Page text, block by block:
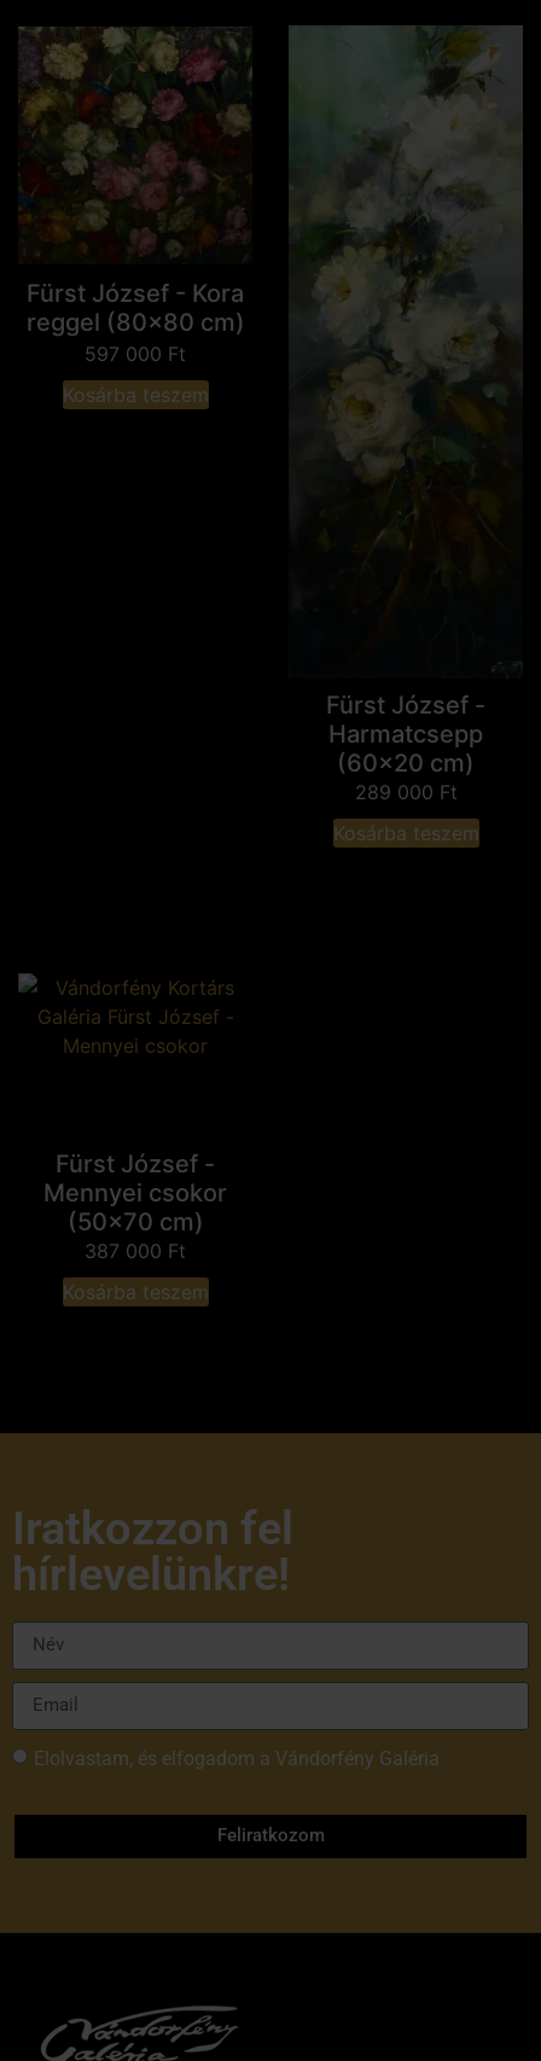
Fürst József - Kora
reggel (80x80 cm)
597 000 Ft
Kosárba teszem
Fürst József -
Harmatcsepp
(60x20 cm)
289 000 Ft
Kosárba teszem
Fürst József -
Mennyei csokor
(50x70 cm)
387 000 Ft
Kosárba teszem
Iratkozzon fel
hírlevelünkre!
Elolvastam, és elfogadom a Vándorfény Galéria
Feliratkozom